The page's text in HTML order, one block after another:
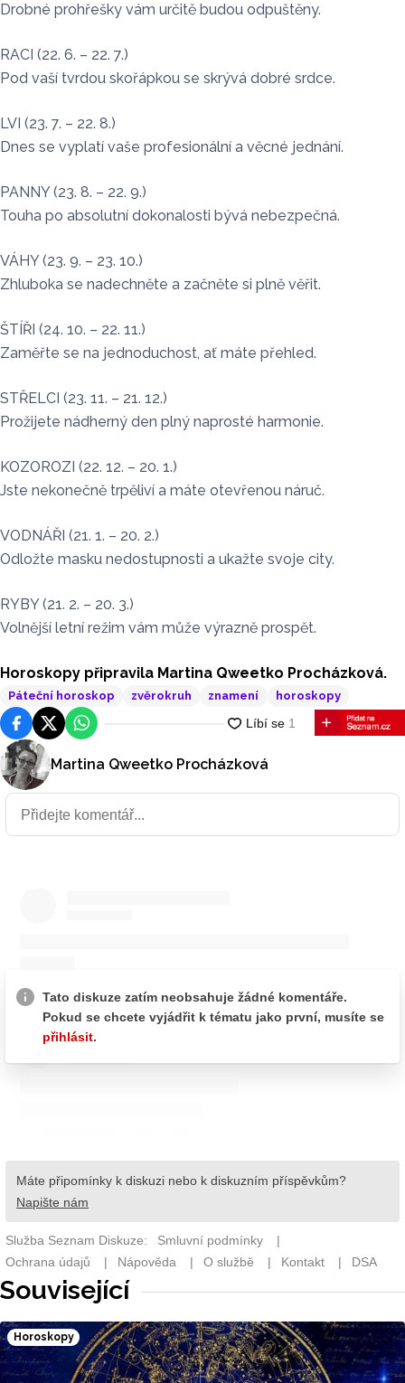
Drobné prohřešky vám určitě budou odpuštěny.
RACI (22. 6. – 22. 7.)
Pod vaší tvrdou skořápkou se skrývá dobré srdce.
LVI (23. 7. – 22. 8.)
Dnes se vyplatí vaše profesionální a věcné jednání.
PANNY (23. 8. – 22. 9.)
Touha po absolutní dokonalosti bývá nebezpečná.
VÁHY (23. 9. – 23. 10.)
Zhluboka se nadechněte a začněte si plně věřit.
ŠTÍŘI (24. 10. – 22. 11.)
Zaměřte se na jednoduchost, ať máte přehled.
STŘELCI (23. 11. – 21. 12.)
Prožijete nádherný den plný naprosté harmonie.
KOZOROZI (22. 12. – 20. 1.)
Jste nekonečně trpěliví a máte otevřenou náruč.
VODNÁŘI (21. 1. – 20. 2.)
Odložte masku nedostupnosti a ukažte svoje city.
RYBY (21. 2. – 20. 3.)
Volnější letní režim vám může výrazně prospět.
Horoskopy připravila Martina Qweetko Procházková.
Páteční horoskop zvěrokruh znamení horoskopy
FacebookPlatforma X
WhatsApp
Martina Qweetko Procházková
Související
Horoskopy